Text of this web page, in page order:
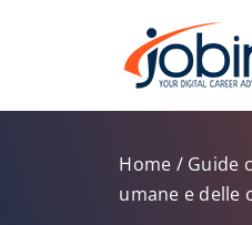
Home / Guide
umane e delle